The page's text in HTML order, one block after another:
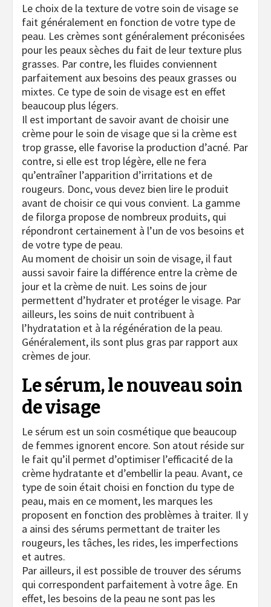
Le choix de la texture de votre soin de visage se
fait généralement en fonction de votre type de
peau. Les crèmes sont généralement préconisées
pour les peaux sèches du fait de leur texture plus
grasses. Par contre, les fluides conviennent
parfaitement aux besoins des peaux grasses ou
mixtes. Ce type de soin de visage est en effet
beaucoup plus légers.
Il est important de savoir avant de choisir une
crème pour le soin de visage que si la crème est
trop grasse, elle favorise la production d’acné. Par
contre, si elle est trop légère, elle ne fera
qu’entraîner l’apparition d’irritations et de
rougeurs. Donc, vous devez bien lire le produit
avant de choisir ce qui vous convient. La gamme
de filorga propose de nombreux produits, qui
répondront certainement à l’un de vos besoins et
de votre type de peau.
Au moment de choisir un soin de visage, il faut
aussi savoir faire la différence entre la crème de
jour et la crème de nuit. Les soins de jour
permettent d’hydrater et protéger le visage. Par
ailleurs, les soins de nuit contribuent à
l’hydratation et à la régénération de la peau.
Généralement, ils sont plus gras par rapport aux
crèmes de jour.
Le sérum, le nouveau soin
de visage
Le sérum est un soin cosmétique que beaucoup
de femmes ignorent encore. Son atout réside sur
le fait qu’il permet d’optimiser l’efficacité de la
crème hydratante et d’embellir la peau. Avant, ce
type de soin était choisi en fonction du type de
peau, mais en ce moment, les marques les
proposent en fonction des problèmes à traiter. Il y
a ainsi des sérums permettant de traiter les
rougeurs, les tâches, les rides, les imperfections
et autres.
Par ailleurs, il est possible de trouver des sérums
qui correspondent parfaitement à votre âge. En
effet, les besoins de la peau ne sont pas les